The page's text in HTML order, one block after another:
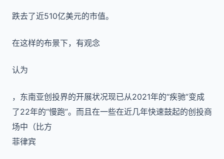
跌去了近510亿美元的市值。
在这样的布景下，有观念
认为
，东南亚创投界的开展状况现已从2021年的“疾驰”变成
了22年的“慢跑”。而且在一些在近几年快速鼓起的创投商
场中（比方
菲律宾